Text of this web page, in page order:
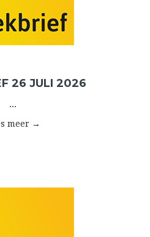
26 JULI 2026
...
meer →